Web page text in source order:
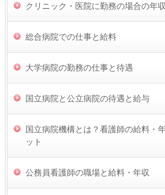
クリニック・医院に勤務の場合の年
総合病院での仕事と給料
大学病院の勤務の仕事と待遇
国立病院と公立病院の待遇と給与
国立病院機構とは？看護師の給料・
ット
公務員看護師の職場と給料・年収